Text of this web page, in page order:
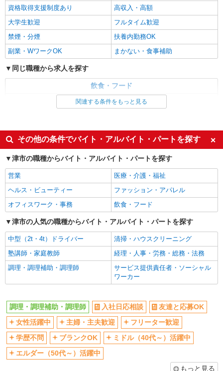
なか卯 津乙部店
接客・調理スタッフ（簡単な接客・調理・清
三重県津市大字乙部字神子2137
キープ
パート
すき家 165号久居IC店
時給1,438円
三重県津市久居北口町47-6
詳細を見る
パート
丸亀製麺津店
キッチン・ホールスタッフ
割増有）
三重県津市藤方１５８３－３
キープ 詳細を見る
カレーハウスＣｏＣｏ壱番屋 津上浜店
ホール・キッチンスタッフ
時給（一般・高校）1087円以上 土日祝日50円
アップ（1137円以上） 22：00以降 25％（端数
切り上げ） 平日 1359円以上 土日祝日 1422円
以上
≪津上浜店≫ 三重県津市中河原2043
資格取得支援制度あり
高収入・高額
大学生歓迎
フルタイム歓迎
禁煙・分煙
扶養内勤務OK
副業・WワークOK
まかない・食事補助
同じ職種から求人を探す
飲食・フード
調理・調理補助・調理師
ミドル（40代～）活躍中
交通費支給
社会保険あり
社員登用あり
大学生歓迎
扶養内勤務OK
副業・WワークOK
まかない・食事補助
関連する条件をもっと見る
その他の条件でバイト・アルバイト・パートを探す
津市の職種からバイト・アルバイト・パートを探す
営業
医療・介護・福祉
ヘルス・ビューティー
ファッション・アパレル
オフィスワーク・事務
飲食・フード
津市の人気の職種からバイト・アルバイト・パートを探す
中型（2t・4t）ドライバー
清掃・ハウスクリーニング
塾講師・家庭教師
経理・人事・労務・総務・法務
調理・調理補助・調理師
サービス提供責任者・ソーシャル
ワーカー
調理・調理補助・調理師 入社日応相談
友達と応募OK
女性活躍中
主婦・主夫歓迎
フリーター歓迎
学歴不問
ブランクOK
ミドル（40代～）活躍中
エルダー（50代～）活躍中
もっと見る